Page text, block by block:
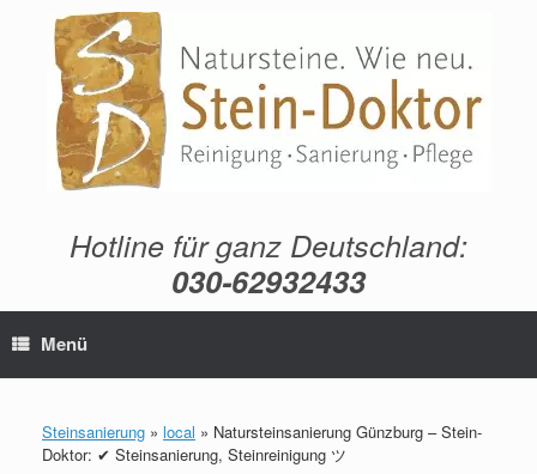
springen
Hotline für ganz Deutschland:
030-62932433
Menü
Steinsanierung » local » Natursteinsanierung Günzburg – Stein-
Doktor: ✔ Steinsanierung, Steinreinigung ツ